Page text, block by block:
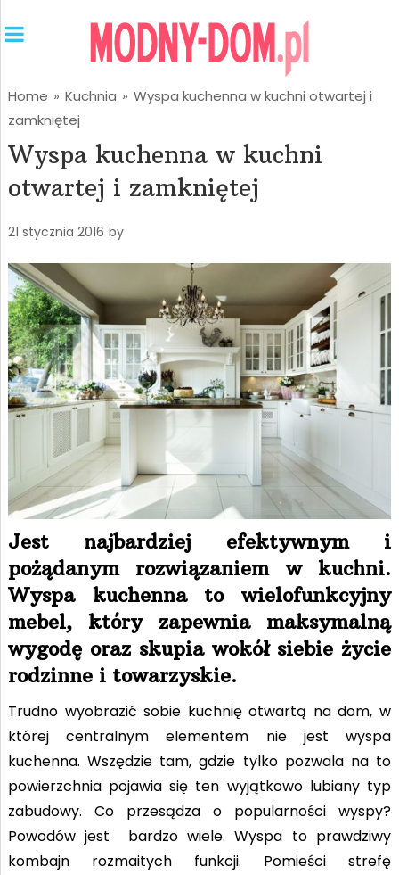
Home » Kuchnia » Wyspa kuchenna w kuchni otwartej i
zamkniętej
Wyspa kuchenna w kuchni
otwartej i zamkniętej
21 stycznia 2016 by
Jest najbardziej efektywnym i
pożądanym rozwiązaniem w kuchni.
Wyspa kuchenna to wielofunkcyjny
mebel, który zapewnia maksymalną
wygodę oraz skupia wokół siebie życie
rodzinne i towarzyskie.
Trudno wyobrazić sobie kuchnię otwartą na dom, w
której centralnym elementem nie jest wyspa
kuchenna. Wszędzie tam, gdzie tylko pozwala na to
powierzchnia pojawia się ten wyjątkowo lubiany typ
zabudowy. Co przesądza o popularności wyspy?
Powodów jest bardzo wiele. Wyspa to prawdziwy
kombajn rozmaitych funkcji. Pomieści strefę